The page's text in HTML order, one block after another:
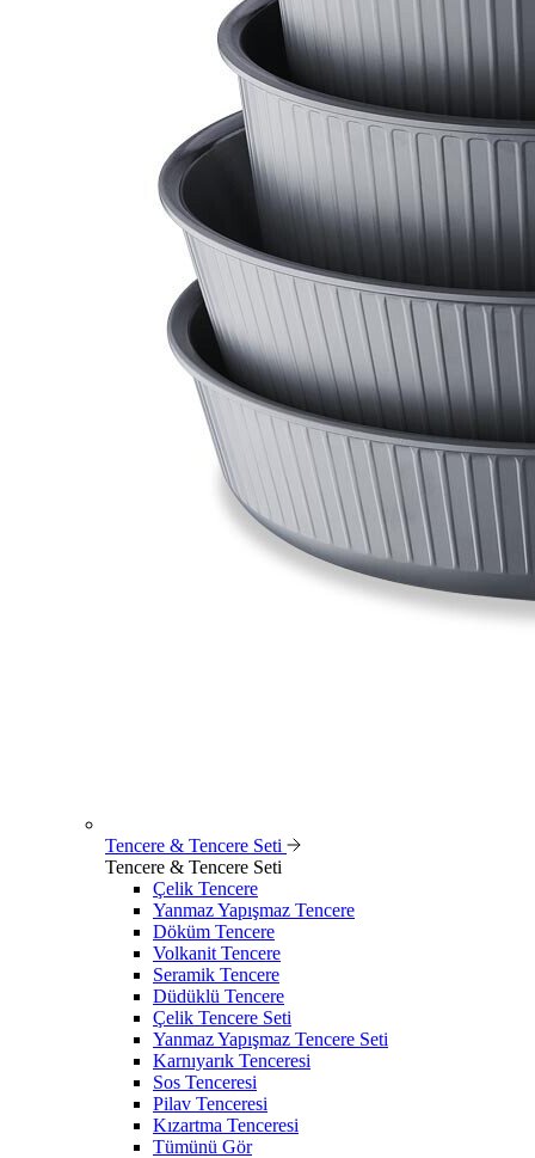
Tencere & Tencere Seti
Tencere & Tencere Seti
Çelik Tencere
Yanmaz Yapışmaz Tencere
Döküm Tencere
Volkanit Tencere
Seramik Tencere
Düdüklü Tencere
Çelik Tencere Seti
Yanmaz Yapışmaz Tencere Seti
Karnıyarık Tenceresi
Sos Tenceresi
Pilav Tenceresi
Kızartma Tenceresi
Tümünü Gör